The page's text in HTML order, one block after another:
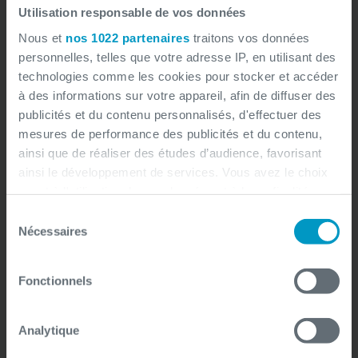
Utilisation responsable de vos données
Nous et nos 1022 partenaires traitons vos données
personnelles, telles que votre adresse IP, en utilisant des
technologies comme les cookies pour stocker et accéder
à des informations sur votre appareil, afin de diffuser des
publicités et du contenu personnalisés, d'effectuer des
mesures de performance des publicités et du contenu,
ainsi que de réaliser des études d’audience, favorisant
ainsi le développement de services. Vous avez le choix
tout moment en consultant la Déclaration relative aux
cookies ou en cliquant sur l'icône de confidentialité.
Si vous le permettez, nous aimerions également :
géographique qui peuvent être précises à plusieurs
Nécessaires
Fonctionnels
Analytique
Besoin d’une équipe d’experts IT ?
Externalisez votre IT et
concentrez-vous sur votre
cœur de métier
Grâce à une approche sur mesure, vos
équipes peuvent optimiser leurs
coûts et
, tout en gagnant en efficacité et
en rapidité dans la mise en œuvre de vos
projets technologiques au Luxembourg.